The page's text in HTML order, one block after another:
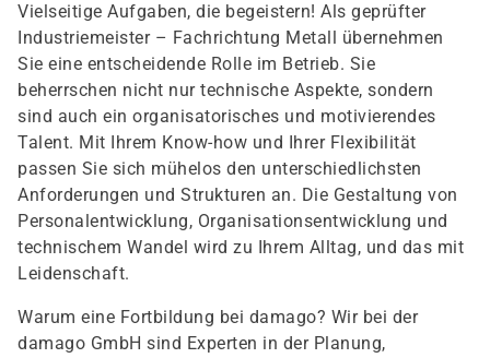
Vielseitige Aufgaben, die begeistern! Als geprüfter
Industriemeister – Fachrichtung Metall übernehmen
Sie eine entscheidende Rolle im Betrieb. Sie
beherrschen nicht nur technische Aspekte, sondern
sind auch ein organisatorisches und motivierendes
Talent. Mit Ihrem Know-how und Ihrer Flexibilität
passen Sie sich mühelos den unterschiedlichsten
Anforderungen und Strukturen an. Die Gestaltung von
Personalentwicklung, Organisationsentwicklung und
technischem Wandel wird zu Ihrem Alltag, und das mit
Leidenschaft.
Warum eine Fortbildung bei damago? Wir bei der
damago GmbH sind Experten in der Planung,